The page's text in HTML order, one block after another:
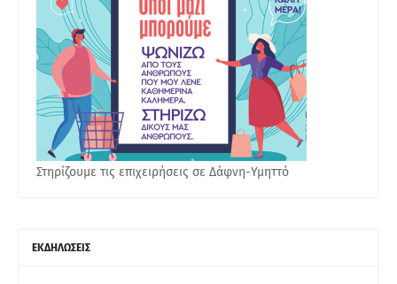
Στηρίζουμε τις επιχειρήσεις σε Δάφνη-Υμηττό
ΕΚΔΗΛΩΣΕΙΣ